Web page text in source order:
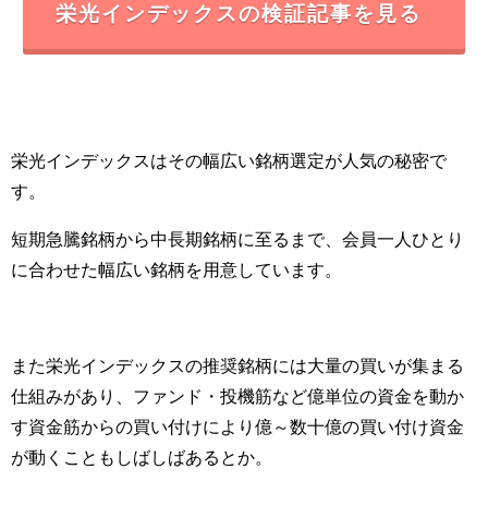
栄光インデックスの検証記事を見る
栄光インデックスはその幅広い銘柄選定が人気の秘密で
す。
短期急騰銘柄から中長期銘柄に至るまで、会員一人ひとり
に合わせた幅広い銘柄を用意しています。
また栄光インデックスの推奨銘柄には大量の買いが集まる
仕組みがあり、ファンド・投機筋など億単位の資金を動か
す資金筋からの買い付けにより億～数十億の買い付け資金
が動くこともしばしばあるとか。